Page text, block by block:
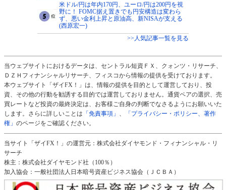
米ドル/円は年内170円、ユーロ/円は200円を視
野に！ FOMC据え置きでも円安構造は変わら
ず、悪い金利上昇と原油高、新NISAが支える
(西原宏一)
>>人気記事一覧を見る
当ウェブサイトにおけるデータは、セントラル短資ＦＸ、クォンツ・リサーチ、
ＤＺＨフィナンシャルリサーチ、フィスコから情報の提供を受けております。
本ウェブサイト「ザイFX！」は、情報の提供を目的として運営しており、投
資、その他の行動を勧誘する目的では運営しておりません。通貨ペアの選択、売
買レートなど投資の最終決定は、お客様ご自身の判断でなさるようにお願いいた
します。さらに詳しいことは 「免責事項」
「プライバシー・ポリシー、著作
権」 のページをご確認ください。
当サイト「ザイFX！」の運営元：株式会社ダイヤモンド・フィナンシャル・リ
サーチ
株主：株式会社ダイヤモンド社（100％）
加入協会：一般社団法人日本暗号資産ビジネス協会（ＪＣＢＡ）